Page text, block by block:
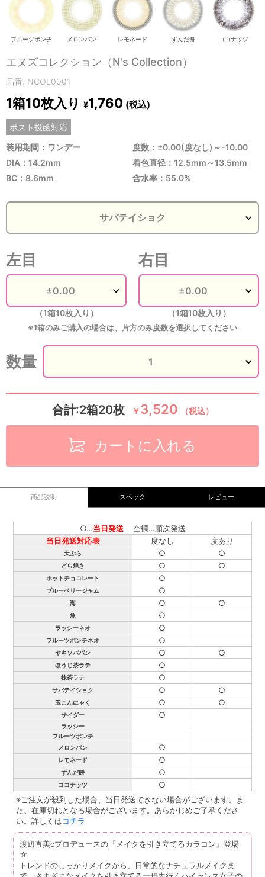
フルーツポンチ メロンパン レモネード ずんだ餅 ココナッツ
エヌズコレクション（N's Collection）
品番: NCOL0001
1箱10枚入り ¥1,760 (税込)
ポスト投函対応
装用期間：ワンデー
度数：±0.00(度なし)～-10.00
DIA：14.2mm
着色直径：12.5mm～13.5mm
BC：8.6mm
含水率：55.0%
左目
（1箱10枚入り）
右目
（1箱10枚入り）
※1箱のみご購入の場合は、片方のみ度数を選択してください
数量
合計:2箱20枚 ￥3,520 （税込）
カートに入れる
商品説明 スペック レビュー
○…当日発送
空欄…順次発送
当日発送対応表
度なし 度あり
天ぷら ○ ○
どら焼き ○ ○
ホットチョコレート ○
ブルーベリージャム ○
海 ○ ○
魚 ○
ラッシーネオ ○
フルーツポンチネオ ○
ヤキソバパン ○ ○
ほうじ茶ラテ ○
抹茶ラテ ○
サバテイショク ○ ○
玉こんにゃく ○ ○
サイダー ○
ラッシー
フルーツポンチ
メロンパン
○
レモネード ○
ずんだ餅 ○
ココナッツ
○
※ご注文が殺到した場合、当日発送できない場合がございます。ま
た、在庫切れとなる場合がございます。あらかじめご了承くださ
い。詳しくはコチラ
渡辺直美cプロデュースの『メイクを引き立てるカラコン』登場
☆
トレンドのしっかりメイクから、日常的なナチュラルメイクま